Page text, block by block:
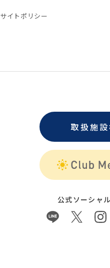
サイトポリシー
取扱施設
公式ソーシャ